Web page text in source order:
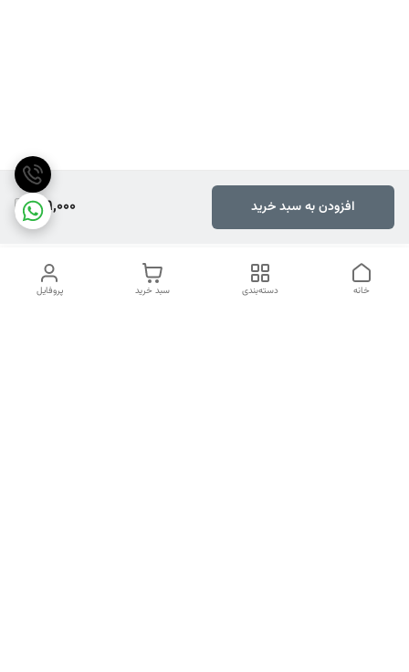
219,000 افزودن به سبد خرید
پروفایل سبد خرید دسته‌بندی خانه